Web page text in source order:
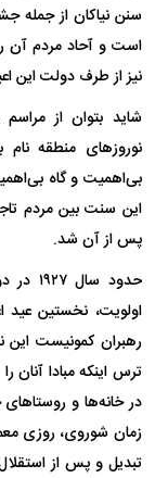
سنن نیاکان از جمله
است و آحاد مردم آن
نیز از طرف دولت این
شاید بتوان از مراسم
نوروز‌های منطقه
بی‌اهمیت و گاه
این سنت بین مردم
پس از آن شد.
اولویت، نخستین عید
ترس اینکه مبادا
در خانه‌ها و
زمان شوروی، روزی